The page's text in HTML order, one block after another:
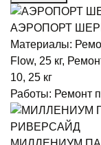
АЭРОПОРТ
Материалы:
Flow, 25 кг,
10, 25 кг
Работы: Ремонт